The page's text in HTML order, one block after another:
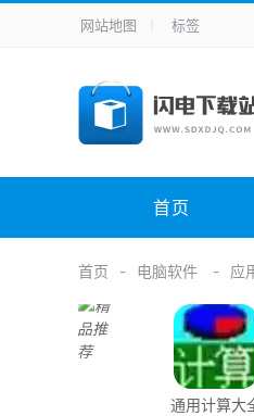
手机应用
手机游戏 H5游戏
电脑软件 其它
网站地图 标签
首页
首页 电脑软件 应
通用计算大